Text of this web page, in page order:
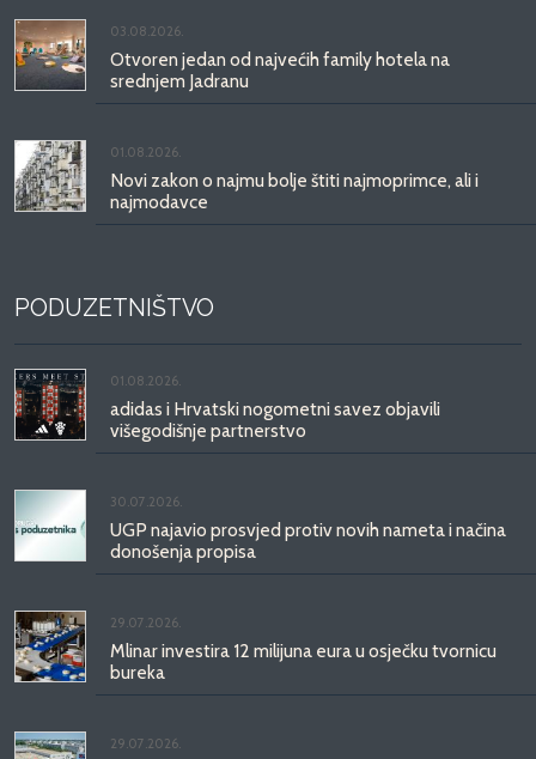
03.08.2026.
Otvoren jedan od najvećih family hotela na
srednjem Jadranu
01.08.2026.
Novi zakon o najmu bolje štiti najmoprimce, ali i
najmodavce
PODUZETNIŠTVO
01.08.2026.
adidas i Hrvatski nogometni savez objavili
višegodišnje partnerstvo
30.07.2026.
UGP najavio prosvjed protiv novih nameta i načina
donošenja propisa
29.07.2026.
Mlinar investira 12 milijuna eura u osječku tvornicu
bureka
29.07.2026.